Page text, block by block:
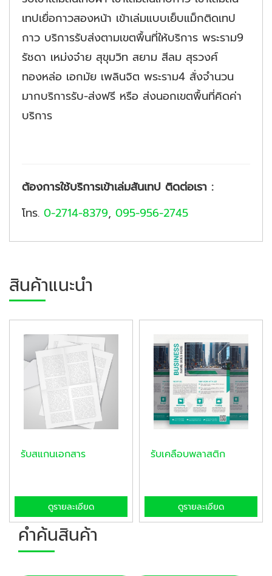
เทปเยื่อกาวสองหน้า เข้าเล่มแบบเย็บแม็กติดเทป
กาว บริการรับส่งตามเขตพื้นที่ให้บริการ พระราม9
รัชดา เหม่งจ๋าย สุขุมวิท สยาม สีลม สุรวงศ์
ทองหล่อ เอกมัย เพลินจิต พระราม4 สั่งจำนวน
มากบริการรับ-ส่งฟรี หรือ ส่งนอกเขตพื้นที่คิดค่า
บริการ
ต้องการใช้บริการเข้าเล่มสันเทป ติดต่อเรา :
โทร. 0-2714-8379, 095-956-2745
สินค้าแนะนำ
รับสแกนเอกสาร
ดูรายละเอียด
รับเคลือบพลาสติก
ดูรายละเอียด
คำค้นสินค้า